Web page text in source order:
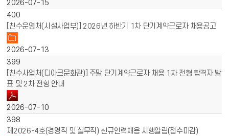
2026-07-15
400
[친수운영처(시설사업부)] 2026년 하반기 1차 단기계약근로자 채용공고
2026-07-13
399
[친수사업처(디아크문화관)] 주말 단기계약근로자 채용 1차 전형 합격자 발
표 및 2차 전형 안내
2026-07-10
398
제2026-4호(경영직 및 실무직) 신규인력채용 시행알림(접수마감)